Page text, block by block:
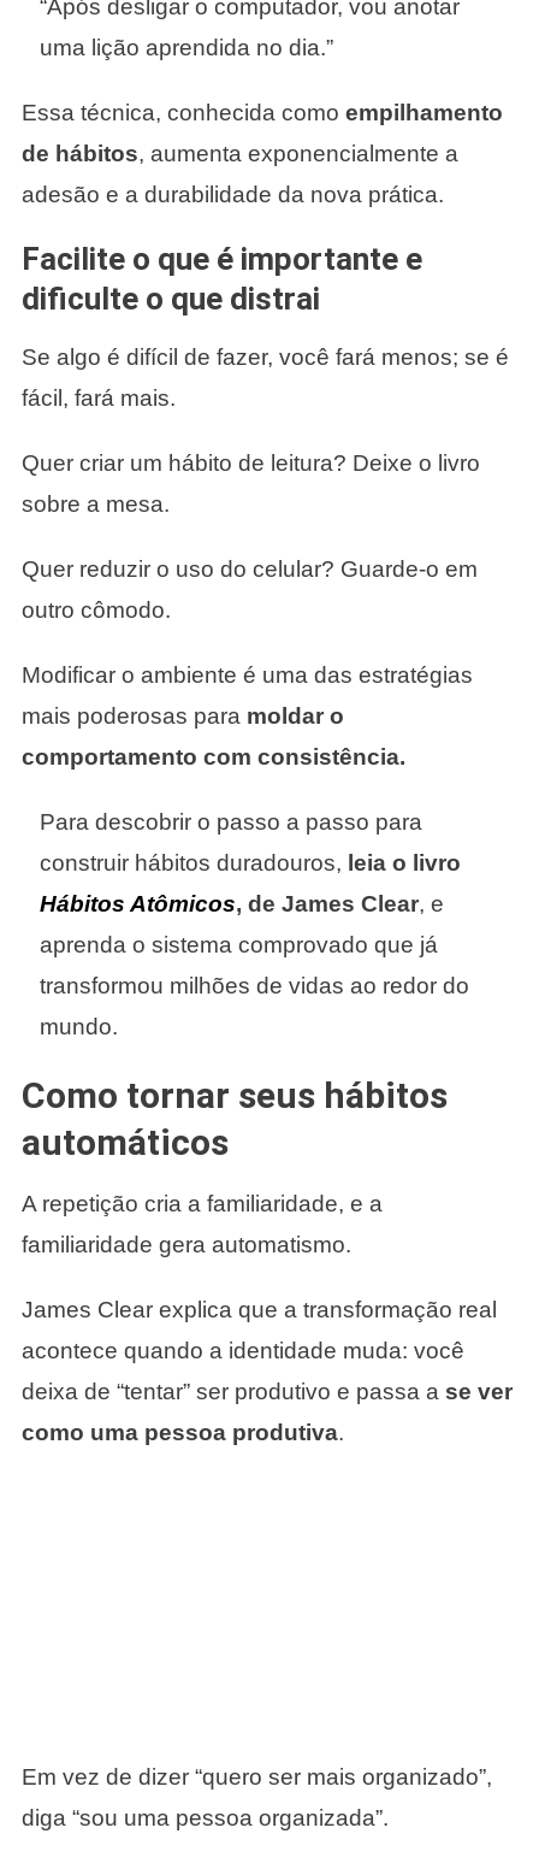
“Após desligar o computador, vou anotar
uma lição aprendida no dia.”
Essa técnica, conhecida como empilhamento
de hábitos, aumenta exponencialmente a
adesão e a durabilidade da nova prática.
Facilite o que é importante e
dificulte o que distrai
Se algo é difícil de fazer, você fará menos; se é
fácil, fará mais.
Quer criar um hábito de leitura? Deixe o livro
sobre a mesa.
Quer reduzir o uso do celular? Guarde-o em
outro cômodo.
Modificar o ambiente é uma das estratégias
mais poderosas para moldar o
comportamento com consistência.
Para descobrir o passo a passo para
construir hábitos duradouros, leia o livro
Hábitos Atômicos, de James Clear, e
aprenda o sistema comprovado que já
transformou milhões de vidas ao redor do
mundo.
Como tornar seus hábitos
automáticos
A repetição cria a familiaridade, e a
familiaridade gera automatismo.
James Clear explica que a transformação real
acontece quando a identidade muda: você
deixa de “tentar” ser produtivo e passa a se ver
como uma pessoa produtiva.
Em vez de dizer “quero ser mais organizado”,
diga “sou uma pessoa organizada”.